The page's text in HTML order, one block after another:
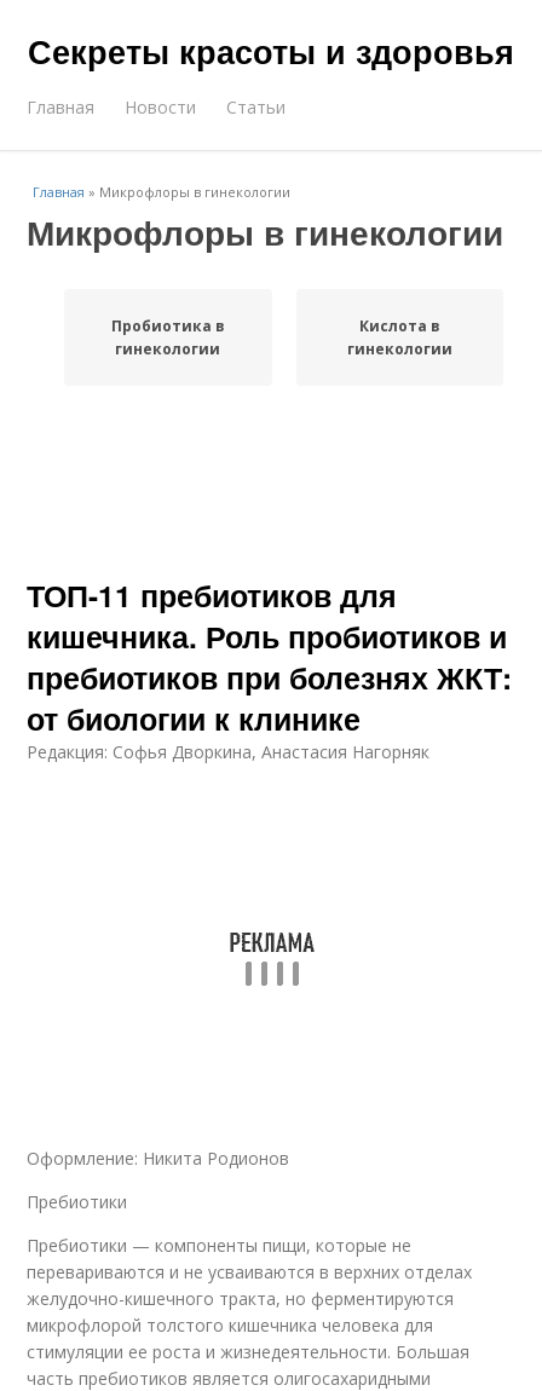
Секреты красоты и здоровья
Главная Новости Статьи
Главная » Микрофлоры в гинекологии
Микрофлоры в гинекологии
Пробиотика в
гинекологии
Кислота в
гинекологии
ТОП-11 пребиотиков для
кишечника. Роль пробиотиков и
пребиотиков при болезнях ЖКТ:
от биологии к клинике
Редакция: Софья Дворкина, Анастасия Нагорняк
Оформление: Никита Родионов
Пребиотики
Пребиотики — компоненты пищи, которые не
перевариваются и не усваиваются в верхних отделах
желудочно-кишечного тракта, но ферментируются
микрофлорой толстого кишечника человека для
стимуляции ее роста и жизнедеятельности. Большая
часть пребиотиков является олигосахаридными